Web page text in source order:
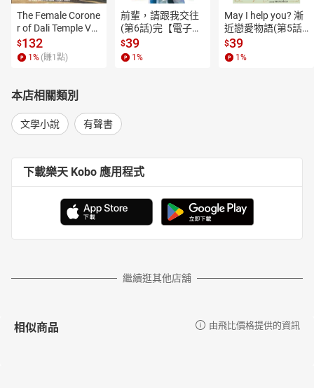
The Female Corone
r of Dali Temple Vo
l.6【有聲書】
$132
1 % (賺1 點)
前輩，請跟我交往
(第6話)完【電子
書】
$39
1 %
May I help you? 漸
近戀愛物語(第5話)
【電子書】
$39
1 %
本店相關類別
文學小說 有聲書
下載樂天 Kobo 應用程式
繼續逛其他店舖
相似商品 由飛比價格提供的資訊